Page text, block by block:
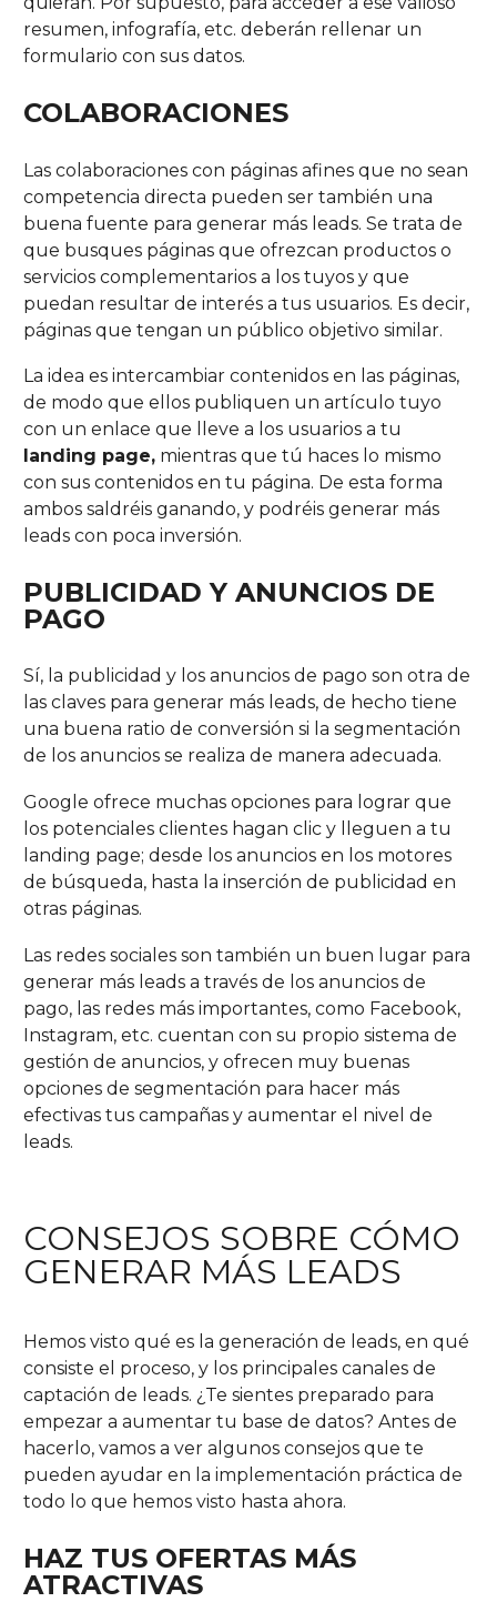
resumen, infografía, etc. deberán rellenar un
formulario con sus datos.
COLABORACIONES
Las colaboraciones con páginas afines que no sean
competencia directa pueden ser también una
buena fuente para generar más leads. Se trata de
que busques páginas que ofrezcan productos o
servicios complementarios a los tuyos y que
puedan resultar de interés a tus usuarios. Es decir,
páginas que tengan un público objetivo similar.
La idea es intercambiar contenidos en las páginas,
de modo que ellos publiquen un artículo tuyo
con un enlace que lleve a los usuarios a tu
landing page, mientras que tú haces lo mismo
con sus contenidos en tu página. De esta forma
ambos saldréis ganando, y podréis generar más
leads con poca inversión.
PUBLICIDAD Y ANUNCIOS DE
PAGO
Sí, la publicidad y los anuncios de pago son otra de
las claves para generar más leads, de hecho tiene
una buena ratio de conversión si la segmentación
de los anuncios se realiza de manera adecuada.
Google ofrece muchas opciones para lograr que
los potenciales clientes hagan clic y lleguen a tu
landing page; desde los anuncios en los motores
de búsqueda, hasta la inserción de publicidad en
otras páginas.
Las redes sociales son también un buen lugar para
generar más leads a través de los anuncios de
pago, las redes más importantes, como Facebook,
Instagram, etc. cuentan con su propio sistema de
gestión de anuncios, y ofrecen muy buenas
opciones de segmentación para hacer más
efectivas tus campañas y aumentar el nivel de
leads.
CONSEJOS SOBRE CÓMO
GENERAR MÁS LEADS
Hemos visto qué es la generación de leads, en qué
consiste el proceso, y los principales canales de
captación de leads. ¿Te sientes preparado para
empezar a aumentar tu base de datos? Antes de
hacerlo, vamos a ver algunos consejos que te
pueden ayudar en la implementación práctica de
todo lo que hemos visto hasta ahora.
HAZ TUS OFERTAS MÁS
ATRACTIVAS